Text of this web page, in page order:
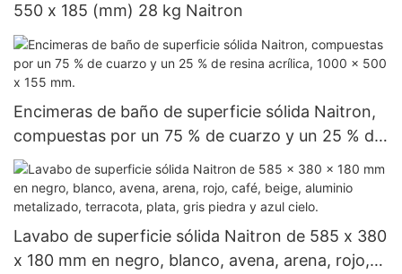
550 x 185 (mm) 28 kg Naitron
Encimeras de baño de superficie sólida Naitron,
compuestas por un 75 % de cuarzo y un 25 % de
resina acrílica, 1000 x 500 x 155 mm.
Lavabo de superficie sólida Naitron de 585 x 380
x 180 mm en negro, blanco, avena, arena, rojo,